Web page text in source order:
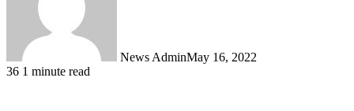
News AdminMay 16, 2022
36 1 minute read